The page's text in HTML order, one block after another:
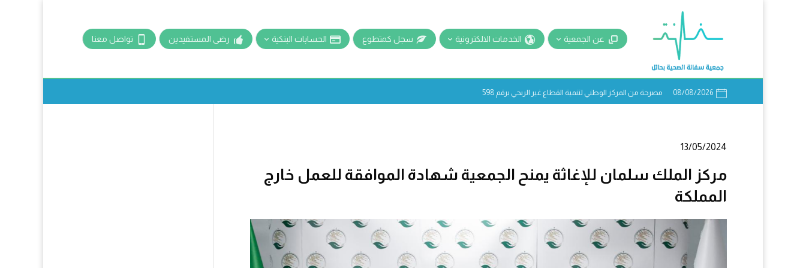
عن الجمعية الخدمات الالكترونية سجل كمتطوع الحسابات البنكية رضى المستفيدين تواصل معنا
08/08/2026 مصرحة من المركز الوطني لتنمية القطاع غير الربحي برقم 598
13/05/2024
مركز الملك سلمان للإغاثة يمنح الجمعية شهادة الموافقة للعمل خارج
المملكة